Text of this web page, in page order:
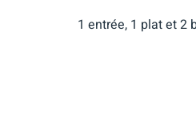
1 entrée, 1 plat et 2